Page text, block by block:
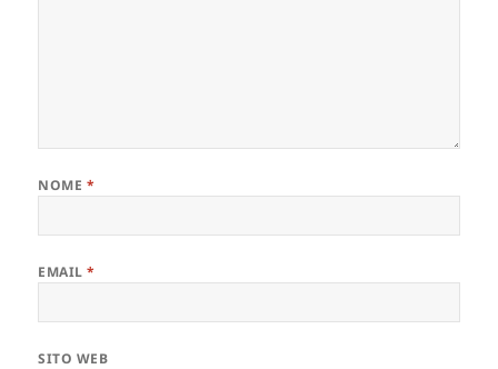
NOME *
EMAIL*
SITO WEB